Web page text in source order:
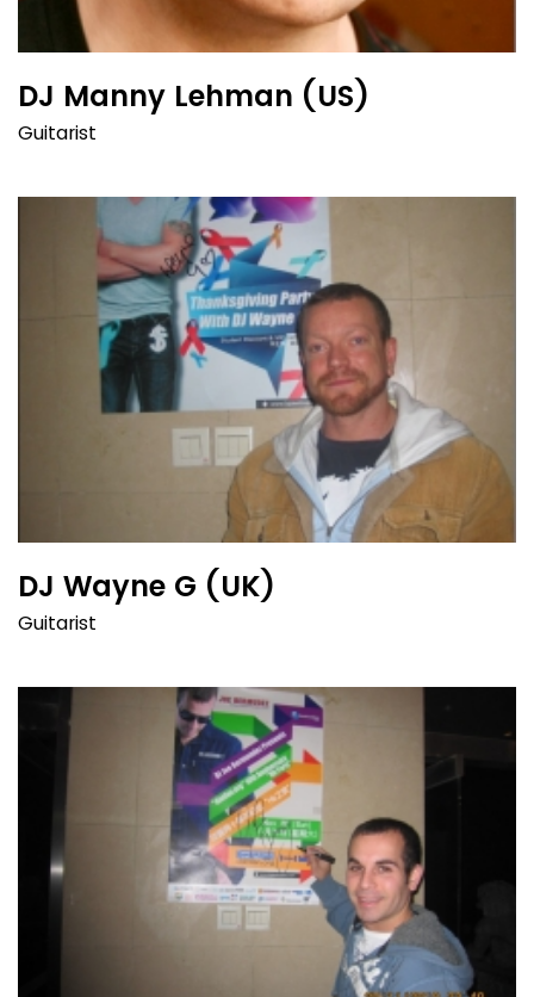
DJ Manny Lehman (US)
Guitarist
DJ Wayne G (UK)
Guitarist